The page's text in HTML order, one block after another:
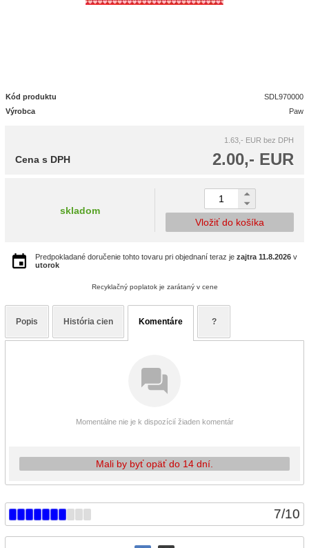
7/10
Kód produktu
SDL970000
Výrobca
Paw
1.63,- EUR bez DPH
2.00,- EUR
Cena s DPH
skladom
Vložiť do košíka
Predpokladané doručenie tohto tovaru pri objednaní teraz je zajtra 11.8.2026 v
utorok
Recyklačný poplatok je zarátaný v cene
Popis História cien Komentáre ?
Momentálne nie je k dispozícií žiaden komentár
Mali by byť opäť do 14 dní.